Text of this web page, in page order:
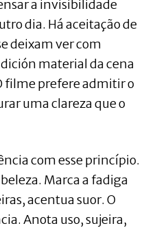
a invisibilidade
dia. Há aceitação de
deixam ver com
material da cena
filme prefere admitir o
uma clareza que o
com esse princípio.
Marca a fadiga
acentua suor. O
Anota uso, sujeira,